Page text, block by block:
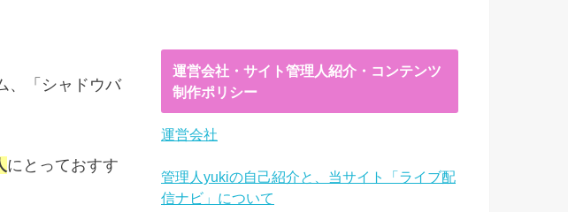
、「シャドウバ
にとっておすす
運営会社・サイト管理人紹介・コンテンツ
制作ポリシー
運営会社
管理人yukiの自己紹介と、当サイト「ライブ配
信ナビ」について